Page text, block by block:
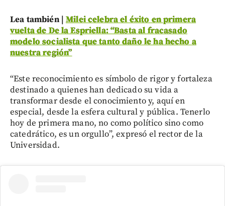
Lea también |Milei celebra el éxito en primera
vuelta de De la Espriella: “Basta al fracasado
modelo socialista que tanto daño le ha hecho a
nuestra región”
“Este reconocimiento es símbolo de rigor y fortaleza
destinado a quienes han dedicado su vida a
transformar desde el conocimiento y, aquí en
especial, desde la esfera cultural y pública. Tenerlo
hoy de primera mano, no como político sino como
catedrático, es un orgullo”, expresó el rector de la
Universidad.